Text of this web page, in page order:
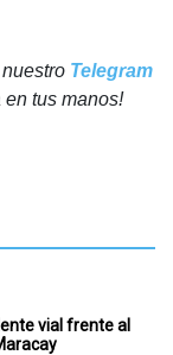
Telegram
tus manos!
vial frente al